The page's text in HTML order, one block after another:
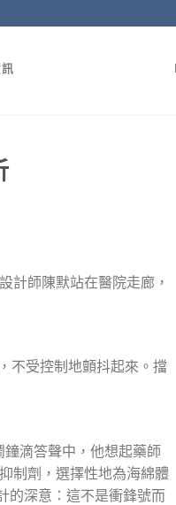
訊
計師陳默站在醫院走廊，
不受控制地顫抖起來。擋
滴答聲中，他想起藥師
制劑，選擇性地為海綿體
的深意：這不是衝鋒號而